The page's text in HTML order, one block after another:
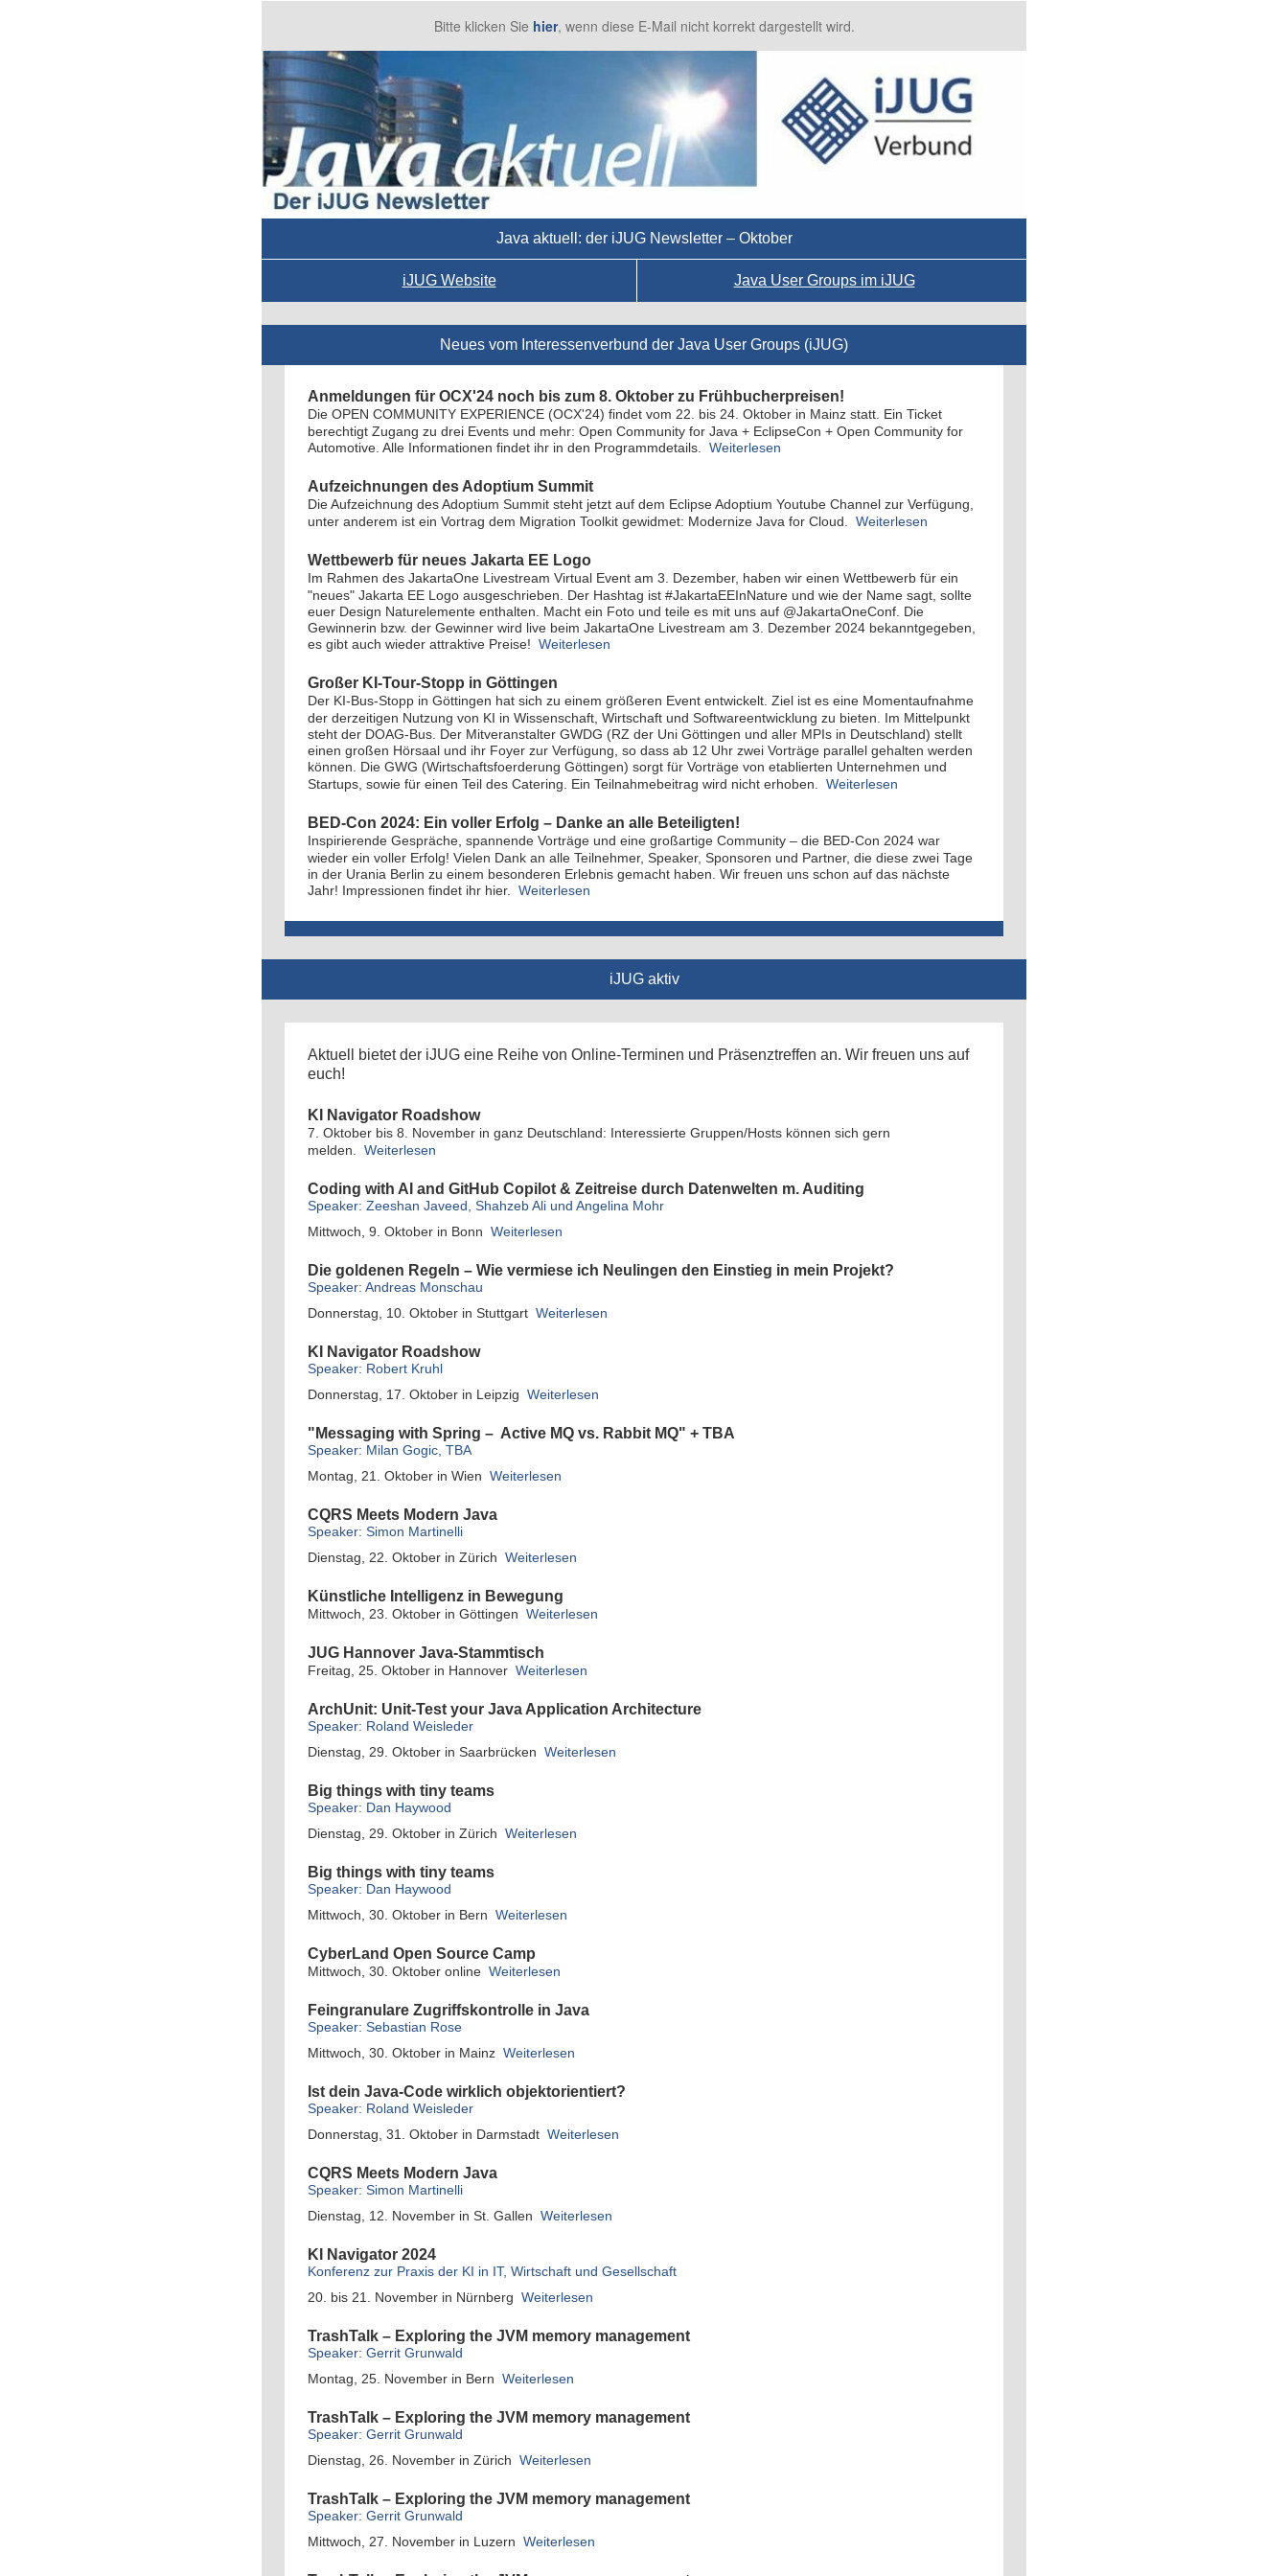
Bitte klicken Sie hier, wenn diese E-Mail nicht korrekt dargestellt wird.
Java aktuell: der iJUG Newsletter – Oktober
iJUG Website Java User Groups im iJUG
Neues vom Interessenverbund der Java User Groups (iJUG)
Anmeldungen für OCX'24 noch bis zum 8. Oktober zu Frühbucherpreisen!
Die OPEN COMMUNITY EXPERIENCE (OCX'24) findet vom 22. bis 24. Oktober in Mainz statt. Ein Ticket
berechtigt Zugang zu drei Events und mehr: Open Community for Java + EclipseCon + Open Community for
Automotive. Alle Informationen findet ihr in den Programmdetails.
Weiterlesen
Aufzeichnungen des Adoptium Summit
Die Aufzeichnung des Adoptium Summit steht jetzt auf dem Eclipse Adoptium Youtube Channel zur Verfügung,
unter anderem ist ein Vortrag dem Migration Toolkit gewidmet: Modernize Java for Cloud.
Weiterlesen
Wettbewerb für neues Jakarta EE Logo
Im Rahmen des JakartaOne Livestream Virtual Event am 3. Dezember, haben wir einen Wettbewerb für ein
"neues" Jakarta EE Logo ausgeschrieben. Der Hashtag ist #JakartaEEInNature und wie der Name sagt, sollte
euer Design Naturelemente enthalten. Macht ein Foto und teile es mit uns auf @JakartaOneConf. Die
Gewinnerin bzw. der Gewinner wird live beim JakartaOne Livestream am 3. Dezember 2024 bekanntgegeben,
es gibt auch wieder attraktive Preise! Weiterlesen
Großer KI-Tour-Stopp in Göttingen
Der KI-Bus-Stopp in Göttingen hat sich zu einem größeren Event entwickelt. Ziel ist es eine Momentaufnahme
der derzeitigen Nutzung von KI in Wissenschaft, Wirtschaft und Softwareentwicklung zu bieten. Im Mittelpunkt
steht der DOAG-Bus. Der Mitveranstalter GWDG (RZ der Uni Göttingen und aller MPIs in Deutschland) stellt
einen großen Hörsaal und ihr Foyer zur Verfügung, so dass ab 12 Uhr zwei Vorträge parallel gehalten werden
können. Die GWG (Wirtschaftsfoerderung Göttingen) sorgt für Vorträge von etablierten Unternehmen und
Startups, sowie für einen Teil des Catering. Ein Teilnahmebeitrag wird nicht erhoben.
Weiterlesen
BED-Con 2024: Ein voller Erfolg – Danke an alle Beteiligten!
Inspirierende Gespräche, spannende Vorträge und eine großartige Community – die BED-Con 2024 war
wieder ein voller Erfolg! Vielen Dank an alle Teilnehmer, Speaker, Sponsoren und Partner, die diese zwei Tage
in der Urania Berlin zu einem besonderen Erlebnis gemacht haben. Wir freuen uns schon auf das nächste
Jahr! Impressionen findet ihr hier.
Weiterlesen
iJUG aktiv
Aktuell bietet der iJUG eine Reihe von Online-Terminen und Präsenztreffen an. Wir freuen uns auf
euch!
KI Navigator Roadshow
7. Oktober bis 8. November in ganz Deutschland: Interessierte Gruppen/Hosts können sich gern
melden.
Weiterlesen
Coding with AI and GitHub Copilot & Zeitreise durch Datenwelten m. Auditing
Speaker: Zeeshan Javeed, Shahzeb Ali und Angelina Mohr
Mittwoch, 9. Oktober in Bonn Weiterlesen
Die goldenen Regeln – Wie vermiese ich Neulingen den Einstieg in mein Projekt?
Speaker: Andreas Monschau
Donnerstag, 10. Oktober in Stuttgart Weiterlesen
KI Navigator Roadshow
Speaker: Robert Kruhl
Donnerstag, 17. Oktober in Leipzig Weiterlesen
"Messaging with Spring – Active MQ vs. Rabbit MQ" + TBA
Speaker: Milan Gogic, TBA
Montag, 21. Oktober in Wien Weiterlesen
CQRS Meets Modern Java
Speaker: Simon Martinelli
Dienstag, 22. Oktober in Zürich Weiterlesen
Künstliche Intelligenz in Bewegung
Mittwoch, 23. Oktober in Göttingen Weiterlesen
JUG Hannover Java-Stammtisch
Freitag, 25. Oktober in Hannover Weiterlesen
ArchUnit: Unit-Test your Java Application Architecture
Speaker: Roland Weisleder
Dienstag, 29. Oktober in Saarbrücken Weiterlesen
Big things with tiny teams
Speaker: Dan Haywood
Dienstag, 29. Oktober in Zürich Weiterlesen
Big things with tiny teams
Speaker: Dan Haywood
Mittwoch, 30. Oktober in Bern Weiterlesen
CyberLand Open Source Camp
Mittwoch, 30. Oktober online Weiterlesen
Feingranulare Zugriffskontrolle in Java
Speaker: Sebastian Rose
Mittwoch, 30. Oktober in Mainz Weiterlesen
Ist dein Java-Code wirklich objektorientiert?
Speaker: Roland Weisleder
Donnerstag, 31. Oktober in Darmstadt Weiterlesen
CQRS Meets Modern Java
Speaker: Simon Martinelli
Dienstag, 12. November in St. Gallen Weiterlesen
KI Navigator 2024
Konferenz zur Praxis der KI in IT, Wirtschaft und Gesellschaft
20. bis 21. November in Nürnberg Weiterlesen
TrashTalk – Exploring the JVM memory management
Speaker: Gerrit Grunwald
Montag, 25. November in Bern Weiterlesen
TrashTalk – Exploring the JVM memory management
Speaker: Gerrit Grunwald
Dienstag, 26. November in Zürich Weiterlesen
TrashTalk – Exploring the JVM memory management
Speaker: Gerrit Grunwald
Mittwoch, 27. November in Luzern Weiterlesen